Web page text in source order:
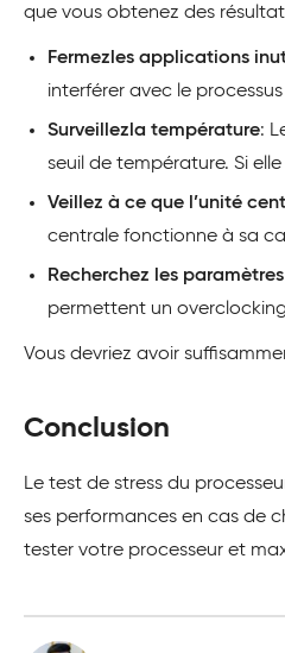
que vous obtenez des
Fermezles applications
interférer avec le
Surveillezla température:
seuil de température. Si
Veillez à ce que l’unité
centrale fonctionne à sa
Recherchez les
permettent un
Vous devriez avoir
Conclusion
Le test de stress du
ses performances en cas de
tester votre processeur et